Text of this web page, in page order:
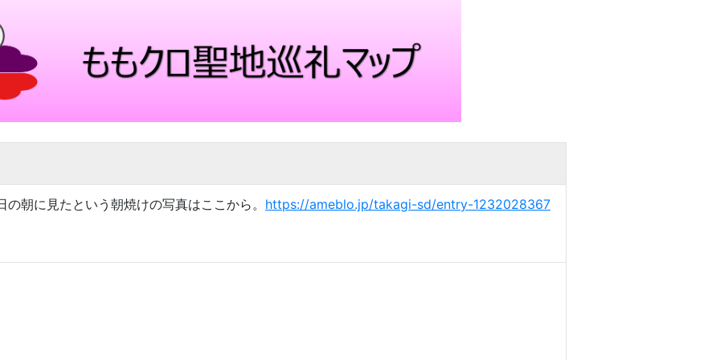
朝に見たという朝焼けの写真はここから。 https://ameblo.jp/takagi-sd/entry-1232028367